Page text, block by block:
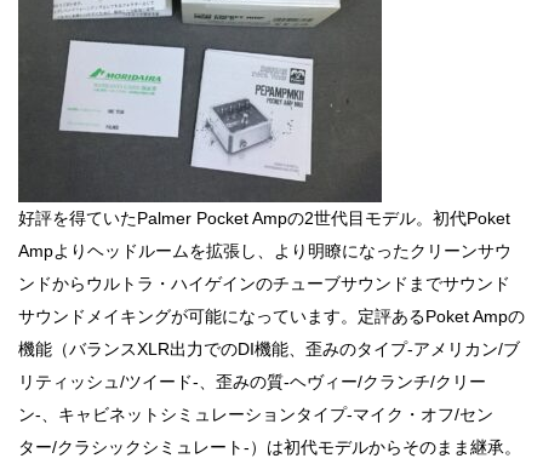
好評を得ていたPalmer Pocket Ampの2世代目モデル。初代Poket
Ampよりヘッドルームを拡張し、より明瞭になったクリーンサウ
ンドからウルトラ・ハイゲインのチューブサウンドまでサウンド
サウンドメイキングが可能になっています。定評あるPoket Ampの
機能（バランスXLR出力でのDI機能、歪みのタイプ-アメリカン/ブ
リティッシュ/ツイード-、歪みの質-ヘヴィー/クランチ/クリー
ン-、キャビネットシミュレーションタイプ-マイク・オフ/セン
ター/クラシックシミュレート-）は初代モデルからそのまま継承。